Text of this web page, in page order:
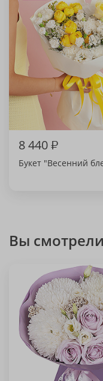
8 440₽
Букет "Весенний
Вы смотрели